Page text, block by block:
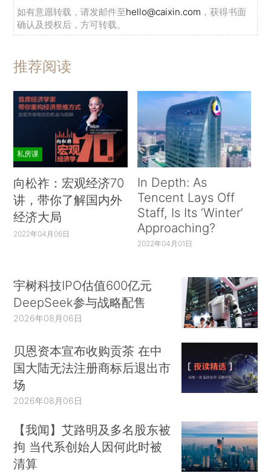
如有意愿转载，请发邮件至hello@caixin.com ，获得书面
确认及授权后，方可转载。
推荐阅读
私房课
向松祚：宏观经济70
讲，带你了解国内外
经济大局
2022年04月06日
In Depth: As
Tencent Lays Off
Staff, Is Its ‘Winter’
Approaching?
2022年04月01日
宇树科技IPO估值600亿元
DeepSeek参与战略配售
2026年08月06日
贝恩资本宣布收购贡茶 在中
国大陆无法注册商标后退出市
场
2026年08月06日
【我闻】艾路明及多名股东被
拘 当代系创始人因何此时被
清算